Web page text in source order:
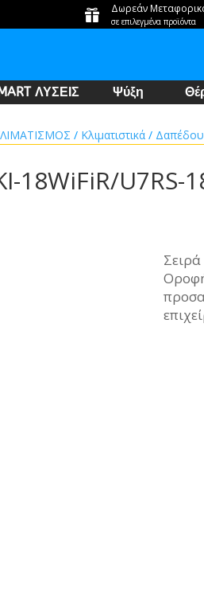
 Δωρεάν
σε επιλεγμένα προϊόντα
ΛΥΣΕΙΣ Ψύξη
/ Κλιματιστικά /
18WiFiR/U7RS-